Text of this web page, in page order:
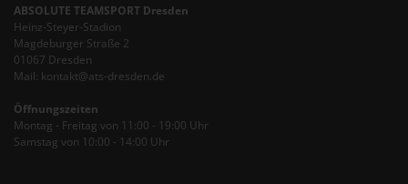
ABSOLUTE TEAMSPORT Dresden
Heinz-Steyer-Stadion
Magdeburger Straße 2
01067 Dresden
Mail: kontakt@ats-dresden.de
Öffnungszeiten
Montag - Freitag von 11:00 - 19:00 Uhr
Samstag von 10:00 - 14:00 Uhr